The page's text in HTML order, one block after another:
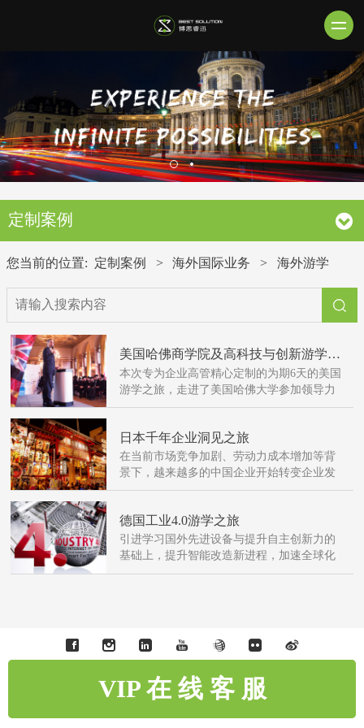
定制案例
您当前的位置: 定制案例 > 海外国际业务 > 海外游学
美国哈佛商学院及高科技与创新游学之旅
本次专为企业高管精心定制的为期6天的美国
游学之旅，走进了美国哈佛大学参加领导力
与创新主题培训，学习国际商学院经典商业
日本千年企业洞见之旅
在当前市场竞争加剧、劳动力成本增加等背
景下，越来越多的中国企业开始转变企业发
展方式，实现企业再造升级，对中国企业来
门大学问。
德国工业4.0游学之旅
引进学习国外先进设备与提升自主创新力的
基础上，提升智能改造新进程，加速全球化
的布局，面对企业的机遇、挑战、风险所采
VIP 在 线 客 服